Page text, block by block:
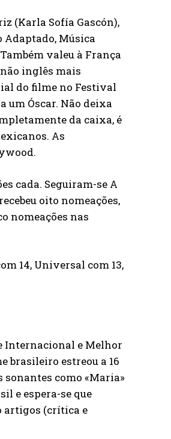
(Karla Sofía Gascón),
Música
valeu à França
inglês mais
do filme no Festival
um Óscar. Não deixa
da caixa, é
As
cada. Seguiram-se A
oito nomeações,
nomeações nas
14, Universal com 13,
Internacional e Melhor
brasileiro estreou a 16
como «Maria»
e espera-se que
artigos (crítica e